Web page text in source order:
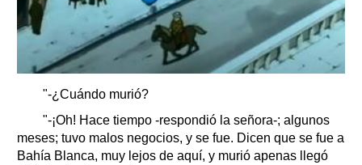
"-¿Cuándo murió?
"-¡Oh! Hace tiempo -respondió la señora-; algunos
meses; tuvo malos negocios, y se fue. Dicen que se fue a
Bahía Blanca, muy lejos de aquí, y murió apenas llegó